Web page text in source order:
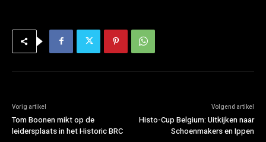
Vorig artikel
Tom Boonen mikt op de
leidersplaats in het Historic BRC
Volgend artikel
Histo-Cup Belgium: Uitkijken naar
Schoenmakers en Ippen